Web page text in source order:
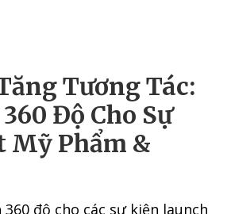
Tương Tác:
Độ Cho Sự
Mỹ Phẩm &
độ cho các sự kiện launch